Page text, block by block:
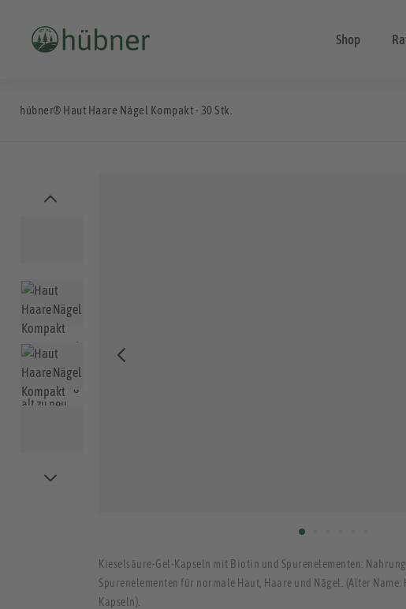
Shop
hübner® Haut Haare Nägel Kompakt - 30 Stk.
Kieselsäure-Gel-Kapseln mit Biotin und Spurenelementen:
Spurenelementen für normale Haut, Haare und Nägel. (Alter
Kapseln).